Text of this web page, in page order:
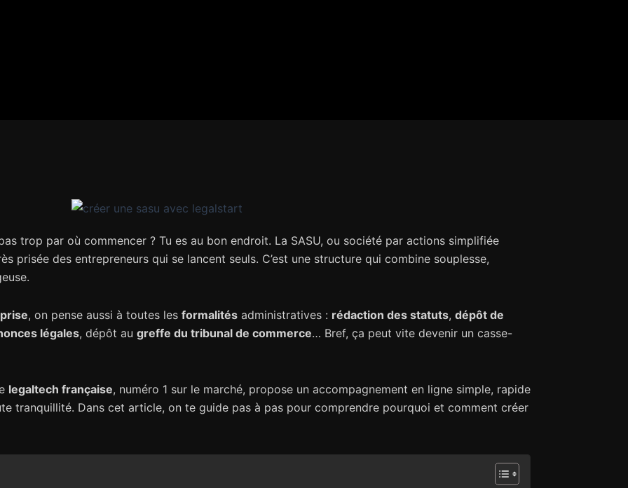
trop par où commencer ? Tu es au bon endroit. La SASU, ou société par actions simplifiée
prisée des entrepreneurs qui se lancent seuls. C’est une structure qui combine souplesse,
, on pense aussi à toutes les formalitésadministratives : rédaction des statuts, dépôt de
légales, dépôt au greffe du tribunal de commerce… Bref, ça peut vite devenir un casse-
legaltech française, numéro 1 sur le marché, propose un accompagnement en ligne simple, rapide
tranquillité. Dans cet article, on te guide pas à pas pour comprendre pourquoi et comment créer